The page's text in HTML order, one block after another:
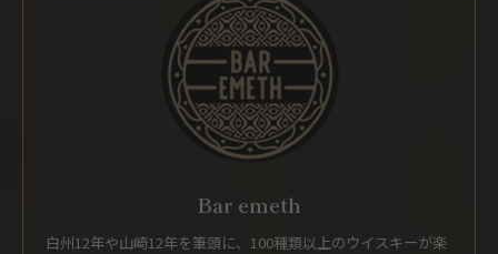
Bar emeth
白州12年や山崎12年を筆頭に、100種類以上のウイスキーが楽